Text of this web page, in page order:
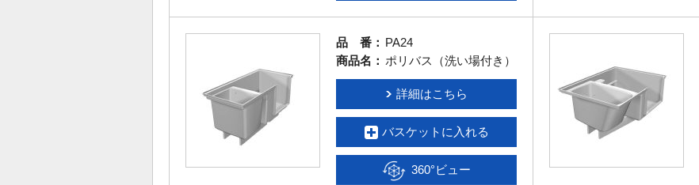
品 番： PA24
商品名： ポリバス（洗い場付き）
詳細はこちら
バスケットに入れる
360°ビュー